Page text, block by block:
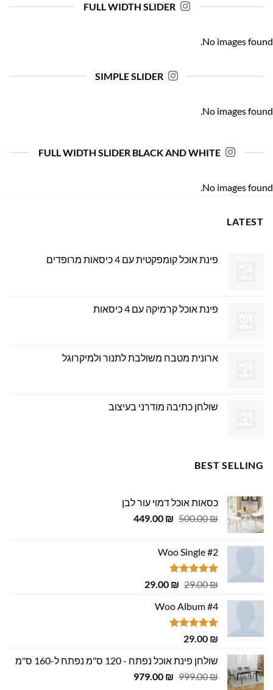
FULL WIDTH SLIDER
No images found.
SIMPLE SLIDER
No images found.
FULL WIDTH SLIDER BLACK AND WHITE
No images found.
LATEST
פינת אוכל קומפקטית עם 4 כיסאות מרופדים
פינת אוכל קרמיקה עם 4 כיסאות
ארונית מטבח משולבת לתנור ולמיקרוגל
שולחן כתיבה מודרני בעיצוב
BEST SELLING
כסאות אוכל דמוי עור לבן
500.00₪
המחיר
500.00 ₪.
449.00 ₪
המחיר
Woo Single #2
דורג4.75
29.00₪
המחיר
היה:
29.00 ₪.
29.00 ₪
המחיר
Woo Album #4
דורג5.00
29.00 ₪
שולחן פינת אוכל נפתח - 120 ס"מ נפתח ל-160 ס"מ
999.00₪
המחיר
979.00 ₪
המחיר